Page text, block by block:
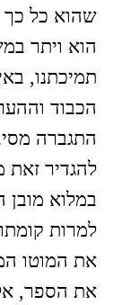
שהוא כל
הוא ויתר
תמיכתנו,
הכבוד
התגברה
להגדיר
במלוא
למרות
את המוטו
את הספר,